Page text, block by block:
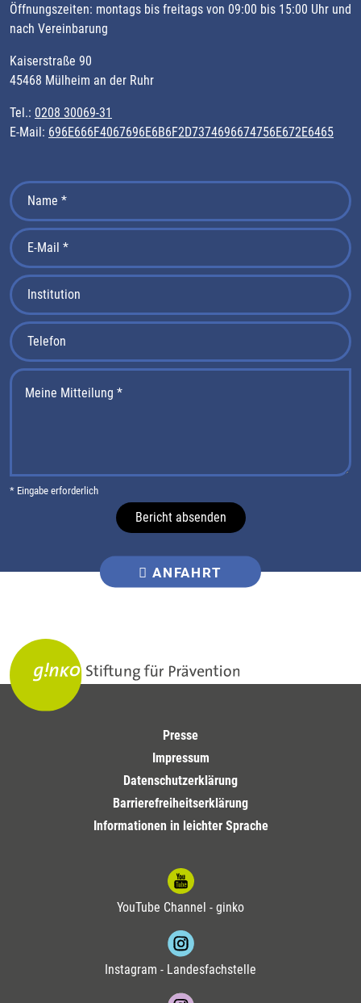
Öffnungszeiten: montags bis freitags von 09:00 bis 15:00 Uhr und
nach Vereinbarung
Kaiserstraße 90
45468 Mülheim an der Ruhr
Tel.: 0208 30069-31
E-Mail: 696E666F4067696E6B6F2D7374696674756E672E6465
* Eingabe erforderlich
Bericht absenden
ANFAHRT
Presse
Impressum
Datenschutzerklärung
Barrierefreiheitserklärung
Informationen in leichter Sprache
YouTube Channel - ginko
Instagram - Landesfachstelle